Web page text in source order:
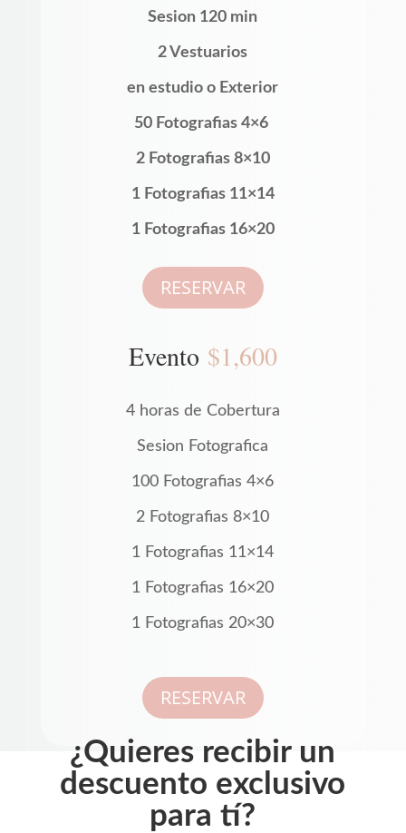
Sesion 120 min
2 Vestuarios
en estudio o Exterior
50 Fotografias 4×6
2 Fotografias 8×10
1 Fotografias 11×14
1 Fotografias 16×20
RESERVAR
Evento $1,600
4 horas de Cobertura
Sesion Fotografica
100 Fotografias 4×6
2 Fotografias 8×10
1 Fotografias 11×14
1 Fotografias 16×20
1 Fotografias 20×30
RESERVAR
¿Quieres recibir un
descuento exclusivo
para tí?